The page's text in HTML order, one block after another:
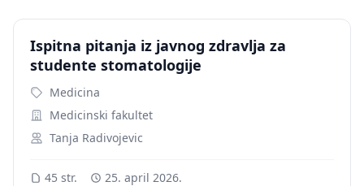
Ispitna pitanja iz javnog zdravlja za
studente stomatologije
Medicina
Medicinski fakultet
Tanja Radivojevic
45 str. 25. april 2026.